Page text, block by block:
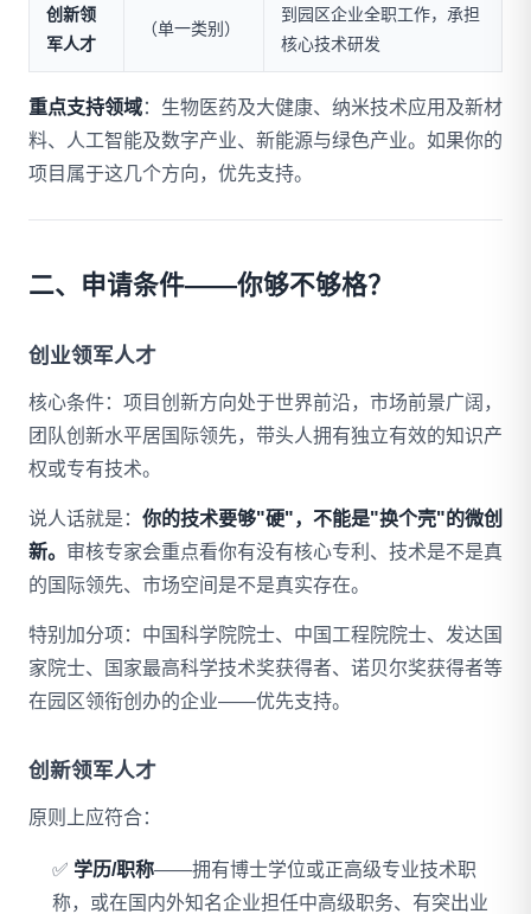
创新领
军人才
（单一类别）
到园区企业全职工作，承担
核心技术研发
重点支持领域：生物医药及大健康、纳米技术应用及新材
料、人工智能及数字产业、新能源与绿色产业。如果你的
项目属于这几个方向，优先支持。
二、申请条件——你够不够格？
创业领军人才
核心条件：项目创新方向处于世界前沿，市场前景广阔，
团队创新水平居国际领先，带头人拥有独立有效的知识产
权或专有技术。
说人话就是： 你的技术要够"硬"，不能是"换个壳"的微创
新。 审核专家会重点看你有没有核心专利、技术是不是真
的国际领先、市场空间是不是真实存在。
特别加分项：中国科学院院士、中国工程院院士、发达国
家院士、国家最高科学技术奖获得者、诺贝尔奖获得者等
在园区领衔创办的企业——优先支持。
创新领军人才
原则上应符合：
✅ 学历/职称——拥有博士学位或正高级专业技术职
称，或在国内外知名企业担任中高级职务、有突出业